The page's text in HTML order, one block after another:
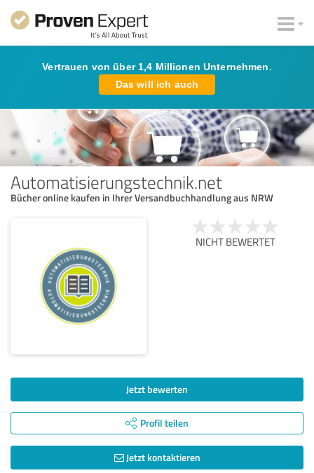
Vertrauen von über 1,4 Millionen Unternehmen.
Das will ich auch
Automatisierungstechnik.net
Bücher online kaufen in Ihrer Versandbuchhandlung aus NRW
NICHT BEWERTET
Jetzt bewerten
Profil teilen
Jetzt kontaktieren